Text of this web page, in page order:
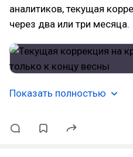
аналитиков, текущая
через два или три месяца.
Показать полностью